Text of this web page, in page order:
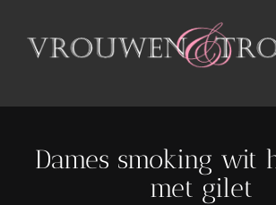
naar
inhoud
Dames smoking wit
met gilet